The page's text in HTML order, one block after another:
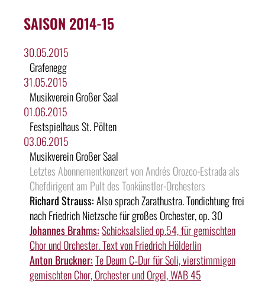
SAISON 2014-15
30.05.2015
Grafenegg
31.05.2015
Musikverein Großer Saal
01.06.2015
Festspielhaus St. Pölten
03.06.2015
Musikverein Großer Saal
Letztes Abonnementkonzert von Andrés Orozco-Estrada als
Chefdirigent am Pult des Tonkünstler-Orchesters
Richard Strauss:Also sprach Zarathustra. Tondichtung frei
nach Friedrich Nietzsche für großes Orchester, op. 30
Johannes Brahms:Schicksalslied op.54, für gemischten
Chor und Orchester. Text von Friedrich Hölderlin
Anton Bruckner:Te Deum C‑Dur für Soli, vierstimmigen
gemischten Chor, Orchester und Orgel, WAB 45